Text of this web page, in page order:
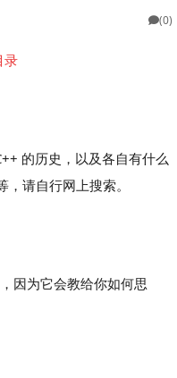
(0)
录
的历史，以及各自有什么
请自行网上搜索。
因为它会教给你如何思